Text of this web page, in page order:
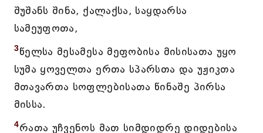
შუშანს შინა, ქალაქსა, საყდარსა
სამეუფოთა,
3წელსა მესამესა მეფობისა მისისათა უყო
სუმა ყოველთა ერთა სპარსთა და უჟიკთა
მთავართა სოფლებისათა წინაშე პირსა
მისსა.
4რათა უჩვენოს მათ სიმდიდრე დიდებისა